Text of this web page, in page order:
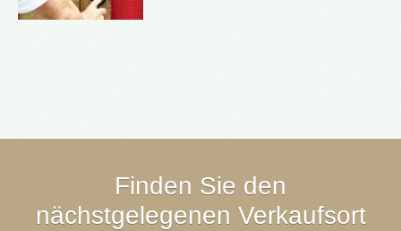
Finden Sie den
nächstgelegenen Verkaufsort